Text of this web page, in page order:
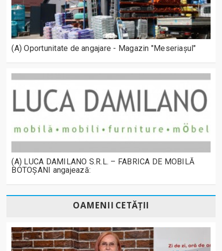
(A) Oportunitate de angajare - Magazin "Meseriașul"
(A) LUCA DAMILANO S.R.L. – FABRICA DE MOBILĂ
BOTOȘANI angajează:
OAMENII CETĂȚII